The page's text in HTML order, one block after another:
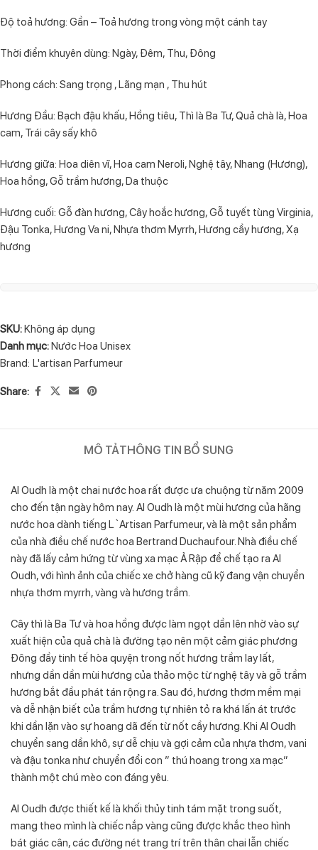
Độ toả hương: Gần – Toả hương trong vòng một cánh tay
Thời điểm khuyên dùng: Ngày, Đêm, Thu, Đông
Phong cách: Sang trọng , Lãng mạn , Thu hút
Hương Đầu: Bạch đậu khấu, Hồng tiêu, Thì là Ba Tư, Quả chà là, Hoa
cam, Trái cây sấy khô
Hương giữa: Hoa diên vĩ, Hoa cam Neroli, Nghệ tây, Nhang (Hương),
Hoa hồng, Gỗ trầm hương, Da thuộc
Hương cuối: Gỗ đàn hương, Cây hoắc hương, Gỗ tuyết tùng Virginia,
Đậu Tonka, Hương Va ni, Nhựa thơm Myrrh, Hương cầy hương, Xạ
hương
SKU:Không áp dụng
Danh mục:Nước Hoa Unisex
Brand: L'artisan Parfumeur
Share:
MÔ TẢTHÔNG TIN BỔ SUNG
Al Oudh là một chai nước hoa rất được ưa chuộng từ năm 2009
cho đến tận ngày hôm nay. Al Oudh là một mùi hương của hãng
nước hoa dành tiếng L`Artisan Parfumeur, và là một sản phẩm
của nhà điều chế nước hoa Bertrand Duchaufour. Nhà điều chế
này đã lấy cảm hứng từ vùng xa mạc Ả Rập để chế tạo ra Al
Oudh, với hình ảnh của chiếc xe chở hàng cũ kỹ đang vận chuyển
nhựa thơm myrrh, vàng và hương trầm.
Cây thì là Ba Tư và hoa hồng được làm ngọt dần lên nhờ vào sự
xuất hiện của quả chà là đường tạo nên một cảm giác phương
Đông đầy tinh tế hòa quyện trong nốt hương trầm lay lất,
nhưng dần dần mùi hương của thảo mộc từ nghệ tây và gỗ trầm
hương bắt đầu phát tán rộng ra. Sau đó, hương thơm mềm mại
và dễ nhận biết của trầm hương tự nhiên tỏ ra khá lấn át trước
khi dần lặn vào sự hoang dã đến từ nốt cầy hương. Khi Al Oudh
chuyển sang dần khô, sự dễ chịu và gợi cảm của nhựa thơm, vani
và đậu tonka như chuyển đổi con ” thú hoang trong xa mạc”
thành một chú mèo con đáng yêu.
Al Oudh được thiết kế là khối thủy tinh tám mặt trong suốt,
mang theo mình là chiếc nắp vàng cũng được khắc theo hình
bát giác cân, các đường nét trang trí trên thân chai lẫn chiếc